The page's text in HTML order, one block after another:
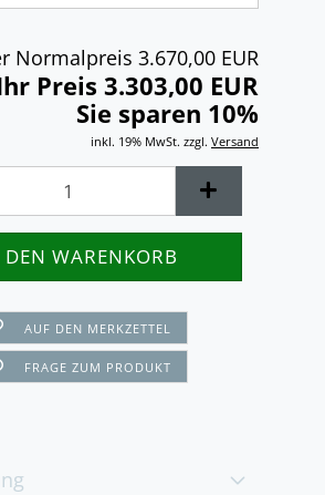
Normalpreis 3.670,00 EUR
Preis 3.303,00 EUR
Sie sparen 10%
inkl. 19% MwSt. zzgl. Versand
AUF DEN MERKZETTEL
FRAGE ZUM PRODUKT